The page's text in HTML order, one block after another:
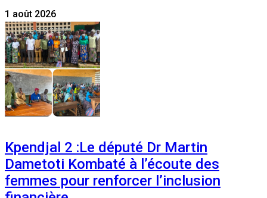
1 août 2026
Kpendjal 2 :Le député Dr Martin
Dametoti Kombaté à l’écoute des
femmes pour renforcer l’inclusion